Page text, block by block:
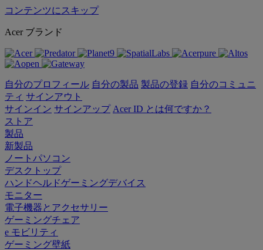
コンテンツにスキップ
Acer ブランド
自分のプロフィール 自分の製品 製品の登録 自分のコミュニ
ティ サインアウト
サインイン サインアップ Acer ID とは何ですか？
ストア
製品
新製品
ノートパソコン
デスクトップ
ハンドヘルドゲーミングデバイス
モニター
電子機器とアクセサリー
ゲーミングチェア
e モビリティ
ゲーミング壁紙